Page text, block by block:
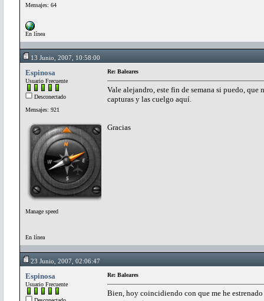
Mensajes: 64
En línea
13 Junio, 2007, 10:58:00
Espinosa
Usuario Frecuente
Desconectado
Mensajes: 921
Manage speed
En línea
Re: Baleares
Vale alejandro, este fin de semana si puedo,
capturas y las cuelgo aquí.
Gracias
23 Junio, 2007, 02:06:47
Espinosa
Usuario Frecuente
Re: Baleares
Bien, hoy coincidiendo con que me he